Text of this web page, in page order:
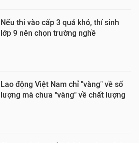
Nếu thi vào cấp 3 quá khó, thí sinh
lớp 9 nên chọn trường nghề
Lao động Việt Nam chỉ "vàng" về số
lượng mà chưa "vàng" về chất lượng